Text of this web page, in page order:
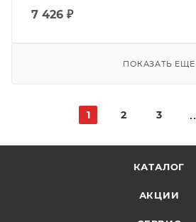
7 426 ₽
ПОКАЗАТЬ ЕЩЕ
1 2 3
КАТАЛОГ
АКЦИИ